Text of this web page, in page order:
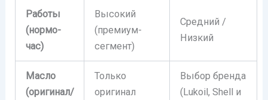
Работы
(нормо-
час)
Высокий
(премиум-
сегмент)
Средний /
Низкий
Масло
(оригинал/
Только
оригинал
Выбор бренда
(Lukoil, Shell и